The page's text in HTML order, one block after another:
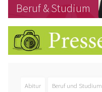
Beruf & Studium
Abitur Beruf und Studium